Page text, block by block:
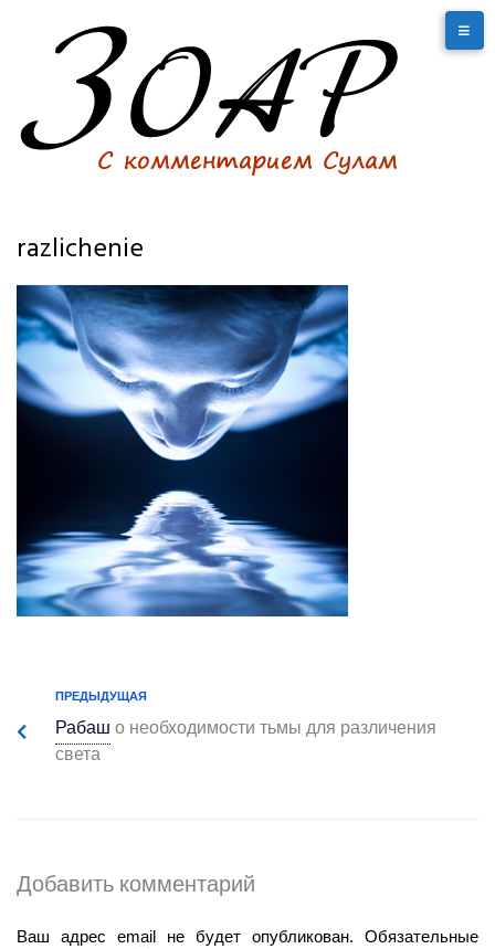
razlichenie
ПРЕДЫДУЩАЯ
Рабашо необходимости тьмы для различения
света
Добавить комментарий
Ваш адрес email не будет опубликован.
Обязательные